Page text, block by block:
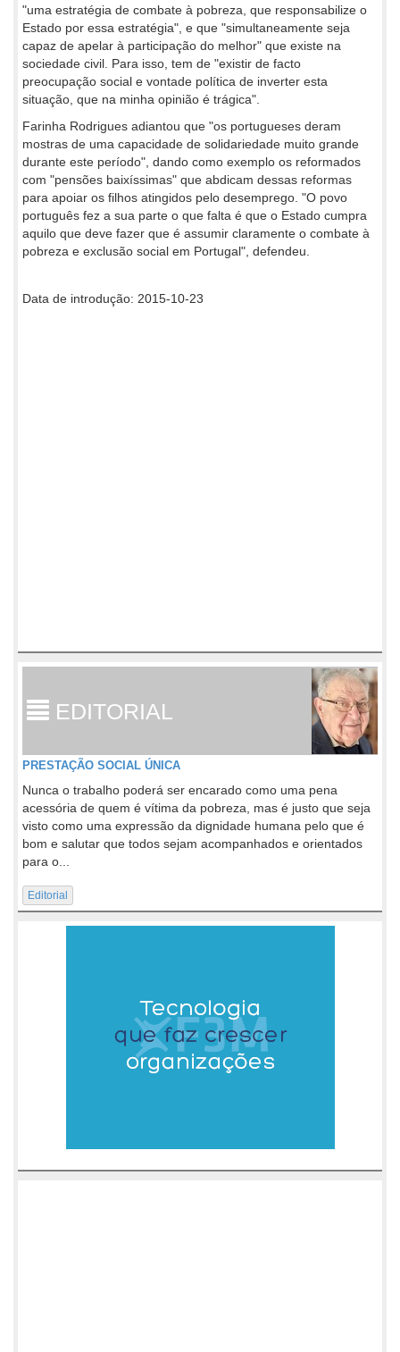
"uma estratégia de combate à pobreza, que responsabilize o
Estado por essa estratégia", e que "simultaneamente seja
capaz de apelar à participação do melhor" que existe na
sociedade civil. Para isso, tem de "existir de facto
preocupação social e vontade política de inverter esta
situação, que na minha opinião é trágica".
Farinha Rodrigues adiantou que "os portugueses deram
mostras de uma capacidade de solidariedade muito grande
durante este período", dando como exemplo os reformados
com "pensões baixíssimas" que abdicam dessas reformas
para apoiar os filhos atingidos pelo desemprego. "O povo
português fez a sua parte o que falta é que o Estado cumpra
aquilo que deve fazer que é assumir claramente o combate à
pobreza e exclusão social em Portugal", defendeu.
Data de introdução: 2015-10-23
EDITORIAL
PRESTAÇÃO SOCIAL ÚNICA
Nunca o trabalho poderá ser encarado como uma pena
acessória de quem é vítima da pobreza, mas é justo que seja
visto como uma expressão da dignidade humana pelo que é
bom e salutar que todos sejam acompanhados e orientados
para o...
Editorial